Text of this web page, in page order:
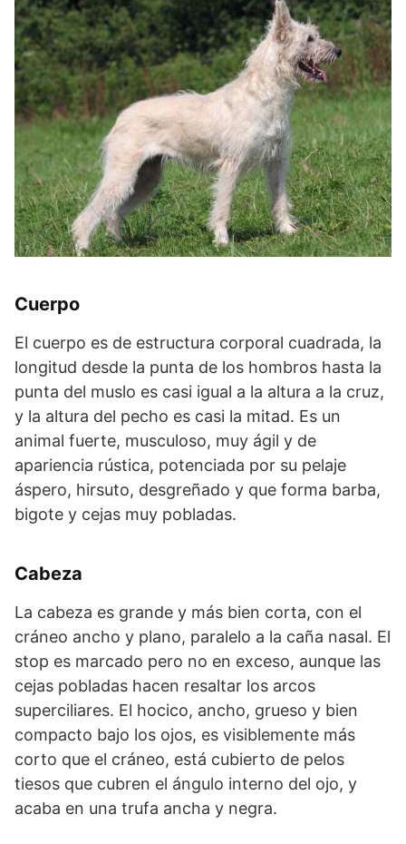
Cuerpo
El cuerpo es de estructura corporal cuadrada, la
longitud desde la punta de los hombros hasta la
punta del muslo es casi igual a la altura a la cruz,
y la altura del pecho es casi la mitad. Es un
animal fuerte, musculoso, muy ágil y de
apariencia rústica, potenciada por su pelaje
áspero, hirsuto, desgreñado y que forma barba,
bigote y cejas muy pobladas.
Cabeza
La cabeza es grande y más bien corta, con el
cráneo ancho y plano, paralelo a la caña nasal. El
stop es marcado pero no en exceso, aunque las
cejas pobladas hacen resaltar los arcos
superciliares. El hocico, ancho, grueso y bien
com­pacto bajo los ojos, es visiblemente más
corto que el cráneo, está cubierto de pelos
tiesos que cubren el ángulo interno del ojo, y
acaba en una trufa ancha y negra.